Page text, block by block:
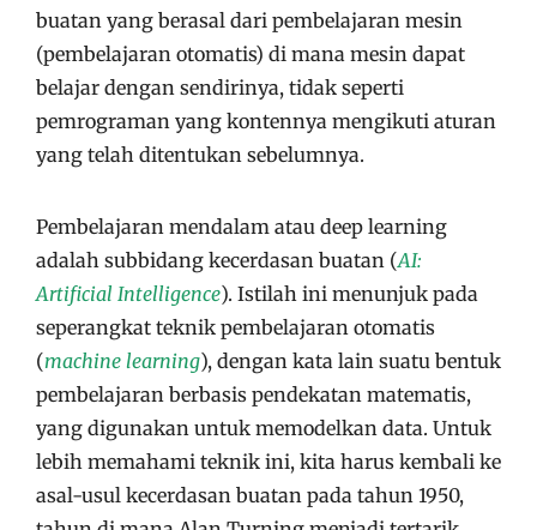
buatan yang berasal dari pembelajaran mesin
(pembelajaran otomatis) di mana mesin dapat
belajar dengan sendirinya, tidak seperti
pemrograman yang kontennya mengikuti aturan
yang telah ditentukan sebelumnya.
Pembelajaran mendalam atau deep learning
adalah subbidang kecerdasan buatan (AI:
Artificial Intelligence). Istilah ini menunjuk pada
seperangkat teknik pembelajaran otomatis
(machine learning), dengan kata lain suatu bentuk
pembelajaran berbasis pendekatan matematis,
yang digunakan untuk memodelkan data. Untuk
lebih memahami teknik ini, kita harus kembali ke
asal-usul kecerdasan buatan pada tahun 1950,